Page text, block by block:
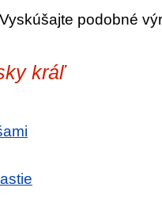
podobné
kráľ